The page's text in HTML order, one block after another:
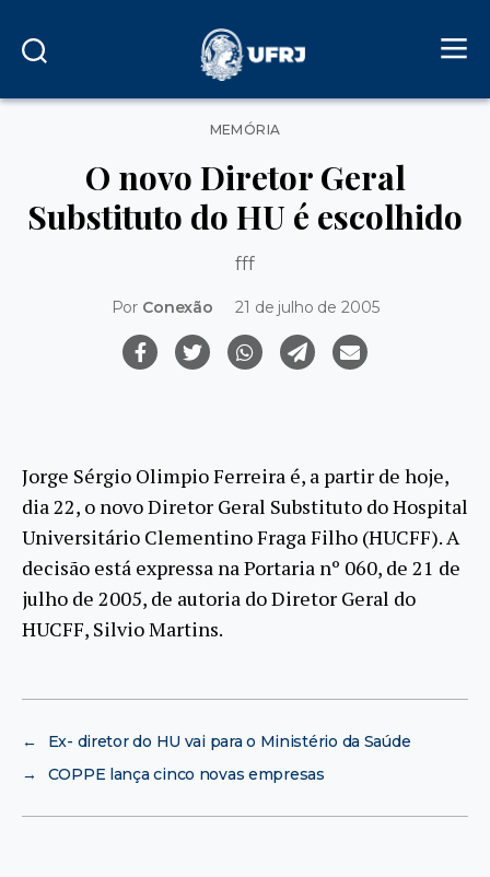
Categorias
MEMÓRIA
O novo Diretor Geral
Substituto do HU é escolhido
fff
Por Conexão 21 de julho de 2005
Jorge Sérgio Olimpio Ferreira é, a partir de hoje,
dia 22, o novo Diretor Geral Substituto do Hospital
Universitário Clementino Fraga Filho (HUCFF). A
decisão está expressa na Portaria nº 060, de 21 de
julho de 2005, de autoria do Diretor Geral do
HUCFF, Silvio Martins.
←
Ex- diretor do HU vai para o Ministério da Saúde
→
COPPE lança cinco novas empresas